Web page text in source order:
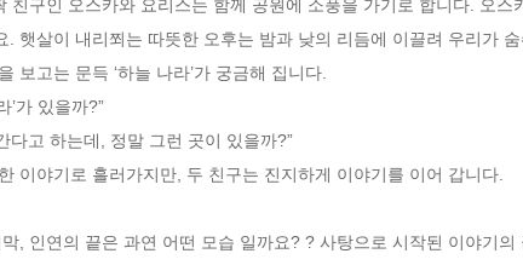
. 햇살이 내리쬐는 따뜻한 오후는 밤과 낮의 리듬에 이끌려 우리가
보고는 문득 ‘하늘 나라’가 궁금해 집니다.
’가 있을까?”
다고 하는데, 정말 그런 곳이 있을까?”